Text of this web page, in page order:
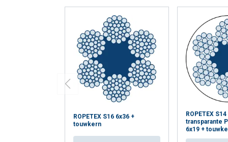
ROPETEX S16 6x36 +
touwkern
ROPETEX
transparante
6x19 +